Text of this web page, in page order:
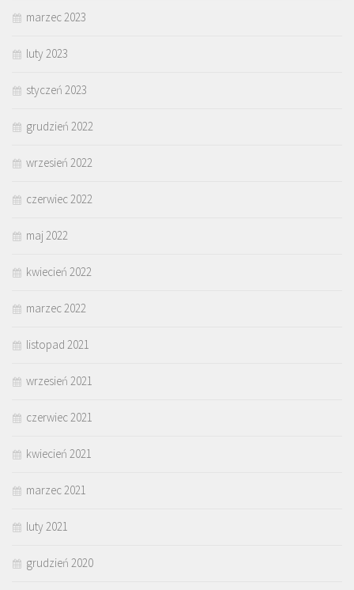
marzec 2023
luty 2023
styczeń 2023
grudzień 2022
wrzesień 2022
czerwiec 2022
maj 2022
kwiecień 2022
marzec 2022
listopad 2021
wrzesień 2021
czerwiec 2021
kwiecień 2021
marzec 2021
luty 2021
grudzień 2020